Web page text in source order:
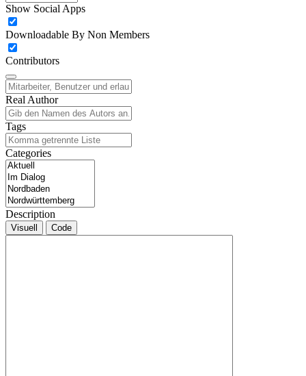
Show Social Apps
Downloadable By Non Members
Contributors
Real Author
Tags
Categories
Description
Visuell Code